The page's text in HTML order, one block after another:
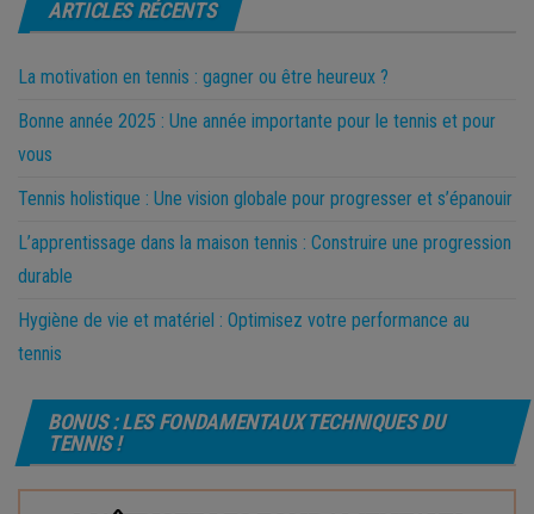
ARTICLES RÉCENTS
La motivation en tennis : gagner ou être heureux ?
Bonne année 2025 : Une année importante pour le tennis et pour
vous
Tennis holistique : Une vision globale pour progresser et s’épanouir
L’apprentissage dans la maison tennis : Construire une progression
durable
Hygiène de vie et matériel : Optimisez votre performance au
tennis
BONUS : LES FONDAMENTAUX TECHNIQUES DU
TENNIS !